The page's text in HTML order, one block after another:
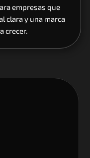
empresas que
clara y una marca
crecer.